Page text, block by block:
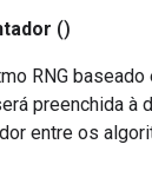
()
RNG
preenchida à
entre os